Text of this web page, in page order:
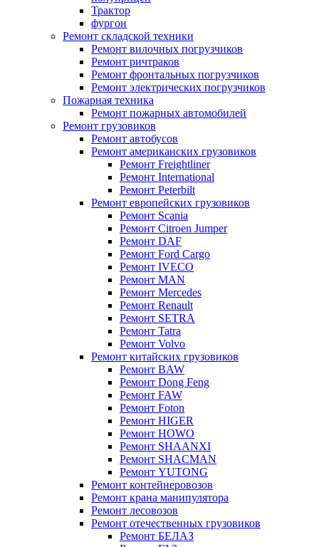
Трактор
фургон
Ремонт складской техники
Ремонт вилочных погрузчиков
Ремонт ричтраков
Ремонт фронтальных погрузчиков
Ремонт электрических погрузчиков
Пожарная техника
Ремонт пожарных автомобилей
Ремонт грузовиков
Ремонт автобусов
Ремонт американских грузовиков
Ремонт Freightliner
Ремонт International
Ремонт Peterbilt
Ремонт европейских грузовиков
Ремонт Scania
Ремонт Citroen Jumper
Ремонт DAF
Ремонт Ford Cargo
Ремонт IVECO
Ремонт MAN
Ремонт Mercedes
Ремонт Renault
Ремонт SETRA
Ремонт Tatra
Ремонт Volvo
Ремонт китайских грузовиков
Ремонт BAW
Ремонт Dong Feng
Ремонт FAW
Ремонт Foton
Ремонт HIGER
Ремонт HOWO
Ремонт SHAANXI
Ремонт SHACMAN
Ремонт YUTONG
Ремонт контейнеровозов
Ремонт крана манипулятора
Ремонт лесовозов
Ремонт отечественных грузовиков
Ремонт БЕЛАЗ